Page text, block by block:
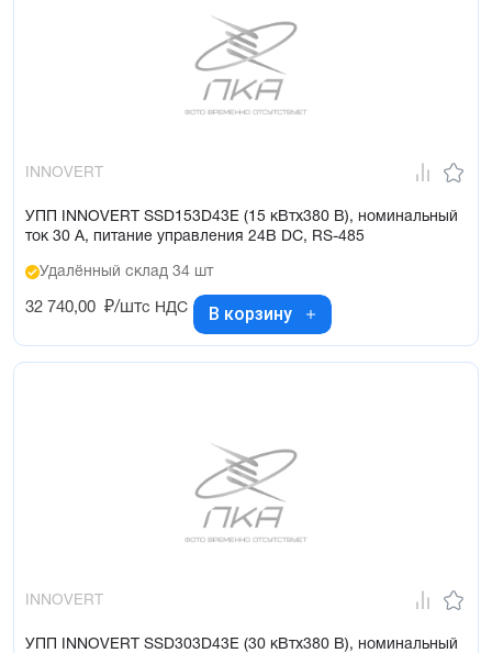
INNOVERT
УПП INNOVERT SSD153D43E (15 кВтx380 В), номинальный
ток 30 А, питание управления 24В DC, RS-485
Удалённый склад 34 шт
32 740,00 ₽/штс НДС В корзину
INNOVERT
УПП INNOVERT SSD303D43E (30 кВтx380 В), номинальный